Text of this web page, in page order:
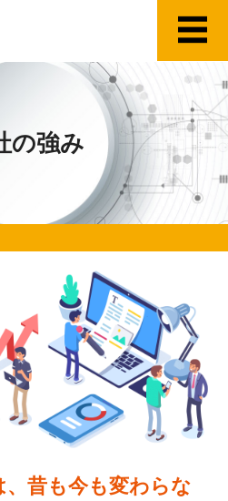
の強み
昔も今も変わらな